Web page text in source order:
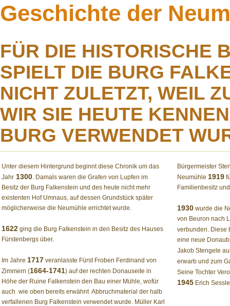
Geschichte der
FÜR DIE HISTORISCHE
SPIELT DIE BURG
NICHT ZULETZT, WEIL
WIR SIE HEUTE
BURG VERWENDET
Unter diesem Hintergrund beginnt diese Chronik um das
Jahr 1300. Damals waren die Grafen von Lupfen im
Besitz der Burg Falkenstein und des heute nicht mehr
existenten Hof Umnaus, auf dessen Grundstück später
möglicherweise die Neumühle errichtet wurde.
1622 ging die Burg Falkenstein in den Besitz des Hauses
Fürstenbergs über.
Im Jahre 1717 veranlasste Fürst Froben Ferdinand von
Zimmern (1664-1741) auf der rechten Donauseite in
Höhe der Ruine Falkenstein den Bau einer Mühle, wofür
auch  wie oben bereits erwähnt  Abbruchmaterial der halb
verfallenen Burg Falkenstein verwendet wurde. Müller Karl
Bürgermeister
Neumühle 1919
Familienbesitz
1930 wurde die
von Beuron nach
verbunden. Diese
eine neue
Jakob Stengele
erwarb und zum
Seine Tochter
1945 Erich